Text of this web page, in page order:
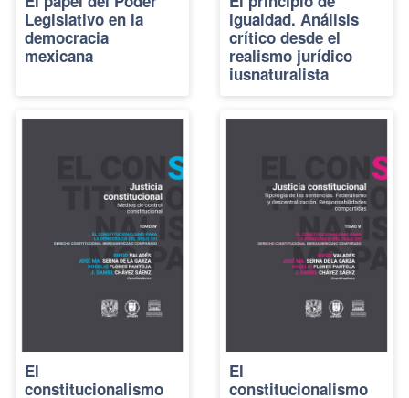
Legislativo en la
democracia
mexicana
igualdad. Análisis
crítico desde el
realismo jurídico
iusnaturalista
El
constitucionalismo
El
constitucionalismo